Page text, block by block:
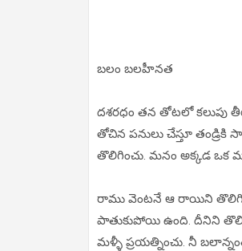
బలం బలహీనత
దశరధం తన తోటలో కలుపు
తోచిన పనులు చేస్తూ
తొలిగించు. మనం అక్కడ ఒక
రాము వెంటనే ఆ రాయిని
పాతుకుపోయి ఉంది. దీనిని
మళ్ళీ ప్రయత్నించు. నీ